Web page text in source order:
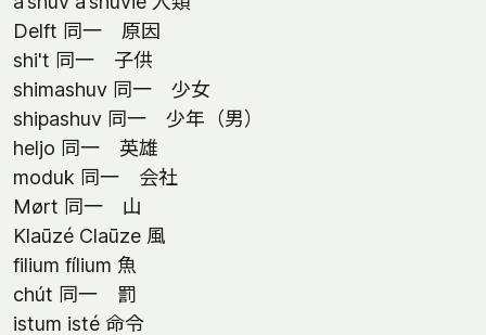
Delft 同一 原因
shi't 同一 子供
shimashuv 同一 少女
shipashuv 同一 少年（男）
heljo 同一 英雄
moduk 同一 会社
Mørt 同一 山
Klaūzé Claūze 風
filium fílium 魚
chút 同一 罰
istum isté 命令